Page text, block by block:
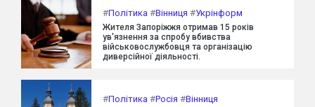
#Політика #Вінниця #Укрінформ
Жителя Запоріжжя отримав 15 років
ув'язнення за спробу вбивства
військовослужбовця та організацію
диверсійної діяльності.
#Політика #Росія #Вінниця